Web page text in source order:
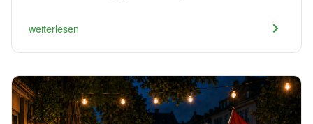
weiterlesen